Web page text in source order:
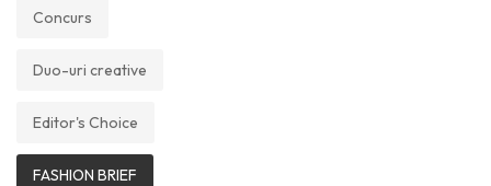
Concurs
Duo-uri creative
Editor's Choice
FASHION BRIEF